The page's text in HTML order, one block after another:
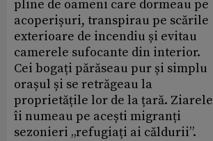
pline de oameni care dormeau pe
acoperișuri, transpirau pe scările
exterioare de incendiu și evitau
camerele sufocante din interior.
Cei bogați părăseau pur și simplu
orașul și se retrăgeau la
proprietățile lor de la țară. Ziarele
îi numeau pe acești migranți
sezonieri „refugiați ai căldurii”.